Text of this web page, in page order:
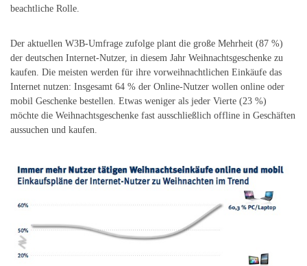
beachtliche Rolle.
Der aktuellen W3B-Umfrage zufolge plant die große Mehrheit (87 %)
der deutschen Internet-Nutzer, in diesem Jahr Weihnachtsgeschenke zu
kaufen. Die meisten werden für ihre vorweihnachtlichen Einkäufe das
Internet nutzen: Insgesamt 64 % der Online-Nutzer wollen online oder
mobil Geschenke bestellen. Etwas weniger als jeder Vierte (23 %)
möchte die Weihnachtsgeschenke fast ausschließlich offline in Geschäften
aussuchen und kaufen.